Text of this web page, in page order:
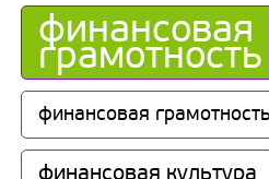
финансовая
грамотность
финансовая
финансовая культура